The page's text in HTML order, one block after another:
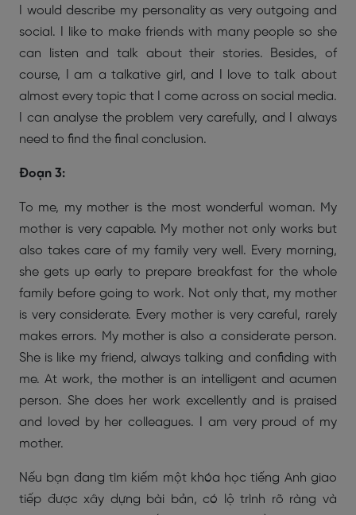
I would describe my personality as very outgoing and
social. I like to make friends with many people so she
can listen and talk about their stories. Besides, of
course, I am a talkative girl, and I love to talk about
almost every topic that I come across on social media.
I can analyse the problem very carefully, and I always
need to find the final conclusion.
Đoạn 3:
To me, my mother is the most wonderful woman. My
mother is very capable. My mother not only works but
also takes care of my family very well. Every morning,
she gets up early to prepare breakfast for the whole
family before going to work. Not only that, my mother
is very considerate. Every mother is very careful, rarely
makes errors. My mother is also a considerate person.
She is like my friend, always talking and confiding with
me. At work, the mother is an intelligent and acumen
person. She does her work excellently and is praised
and loved by her colleagues. I am very proud of my
mother.
Nếu bạn đang tìm kiếm một khóa học tiếng Anh giao
tiếp được xây dựng bài bản, có lộ trình rõ ràng và